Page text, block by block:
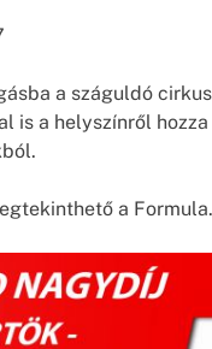
a száguldó
is a helyszínről
a